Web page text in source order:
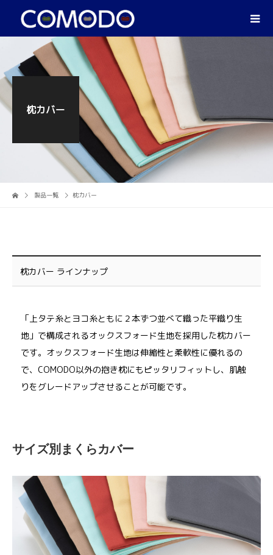
枕カバー
製品一覧 枕カバー
枕カバー ラインナップ
「上タテ糸とヨコ糸ともに２本ずつ並べて織った平織り生
地」で構成されるオックスフォード生地を採用した枕カバー
です。オックスフォード生地は伸縮性と柔軟性に優れるの
で、COMODO以外の抱き枕にもピッタリフィットし、肌触
りをグレードアップさせることが可能です。
サイズ別まくらカバー